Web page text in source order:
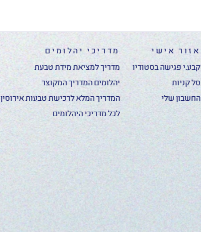
אזור אישי
קבע.י פגישה בסטודיו
סל קניות
החשבון שלי
מדריכי יהלומים
מדריך למציאת מידת טבעת
יהלומים המדריך המקוצר
המדריך המלא לרכישת טבעות אירוסין
לכל מדריכי היהלומים